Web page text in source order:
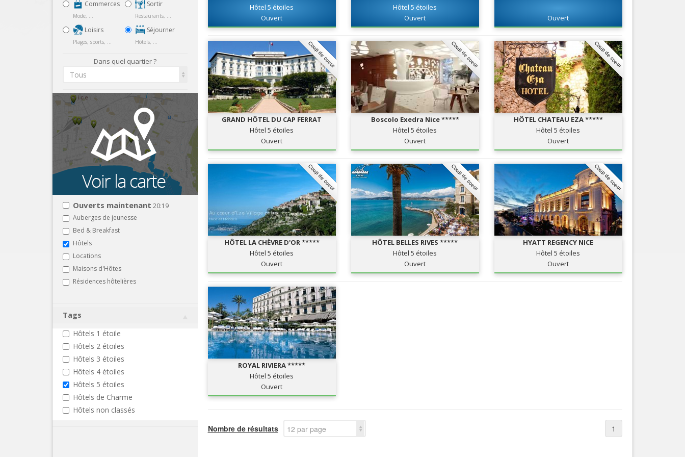
Tourisme, ...
Nice Aéroport
Commerces
Mode, ...
Loisirs
Plages, sports, ...
Sortir
Restaurants, ...
Séjourner
Hôtels, ...
Dans quel quartier ?
Tous
Ouverts maintenant 20:19
Auberges de jeunesse
Bed & Breakfast
Hôtels
Locations
Maisons d'Hôtes
Résidences hôtelières
Tags
Hôtels 1 étoile
Hôtels 2 étoiles
Hôtels 3 étoiles
Hôtels 4 étoiles
Hôtels 5 étoiles
Hôtels de Charme
Hôtels non classés
Hôtel 5 étoiles
Ouvert
Hôtel 5 étoiles
Ouvert
Ouvert
Coup de coeur
GRAND HÔTEL DU CAP FERRAT
Hôtel 5 étoiles
Ouvert
Coup de coeur
Boscolo Exedra Nice *****
Hôtel 5 étoiles
Ouvert
Coup de coeur
HÔTEL CHATEAU EZA *****
Hôtel 5 étoiles
Ouvert
Coup de coeur
HÔTEL LA CHÈVRE D'OR *****
Hôtel 5 étoiles
Ouvert
Coup de coeur
HÔTEL BELLES RIVES *****
Hôtel 5 étoiles
Ouvert
Coup de coeur
HYATT REGENCY NICE
Hôtel 5 étoiles
Ouvert
ROYAL RIVIERA *****
Hôtel 5 étoiles
Ouvert
Nombre de résultats 12 par page 1